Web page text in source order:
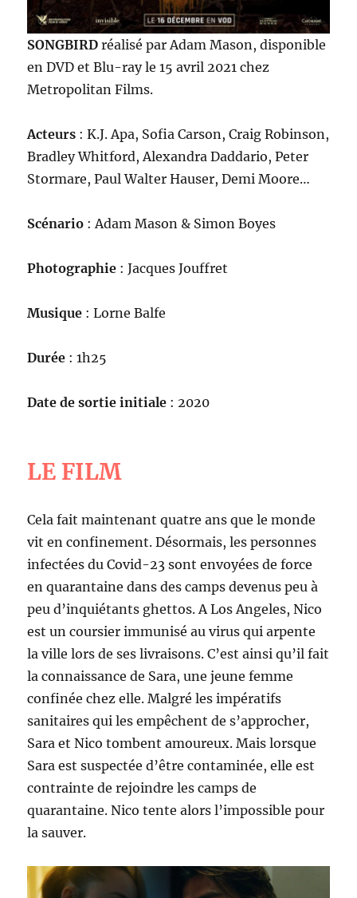
SONGBIRD réalisé par Adam Mason, disponible
en DVD et Blu-ray le 15 avril 2021 chez
Metropolitan Films.
Acteurs : K.J. Apa, Sofia Carson, Craig Robinson,
Bradley Whitford, Alexandra Daddario, Peter
Stormare, Paul Walter Hauser, Demi Moore…
Scénario : Adam Mason & Simon Boyes
Photographie : Jacques Jouffret
Musique : Lorne Balfe
Durée : 1h25
Date de sortie initiale : 2020
LE FILM
Cela fait maintenant quatre ans que le monde
vit en confinement. Désormais, les personnes
infectées du Covid-23 sont envoyées de force
en quarantaine dans des camps devenus peu à
peu d’inquiétants ghettos. A Los Angeles, Nico
est un coursier immunisé au virus qui arpente
la ville lors de ses livraisons. C’est ainsi qu’il fait
la connaissance de Sara, une jeune femme
confinée chez elle. Malgré les impératifs
sanitaires qui les empêchent de s’approcher,
Sara et Nico tombent amoureux. Mais lorsque
Sara est suspectée d’être contaminée, elle est
contrainte de rejoindre les camps de
quarantaine. Nico tente alors l’impossible pour
la sauver.